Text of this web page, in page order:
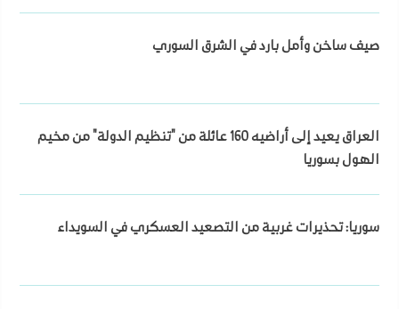
صيف ساخن وأمل بارد في الشرق السوري
العراق يعيد إلى أراضيه 160 عائلة من "تنظيم الدولة" من مخيم
الهول بسوريا
سوريا: تحذيرات غربية من التصعيد العسكري في السويداء